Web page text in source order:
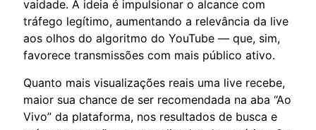
vaidade. A ideia é impulsionar o alcance com
tráfego legítimo, aumentando a relevância da live
aos olhos do algoritmo do YouTube — que, sim,
favorece transmissões com mais público ativo.
Quanto mais visualizações reais uma live recebe,
maior sua chance de ser recomendada na aba “Ao
Vivo” da plataforma, nos resultados de busca e